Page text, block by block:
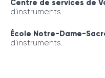
Centre de services de
d’instruments.
École Notre-Dame-
d’instruments.